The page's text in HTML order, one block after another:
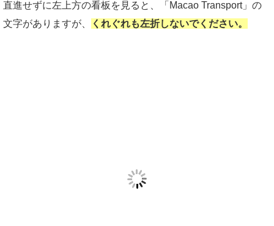
直進せずに左上方の看板を見ると、「Macao Transport」の
文字がありますが、
くれぐれも左折しないでください。